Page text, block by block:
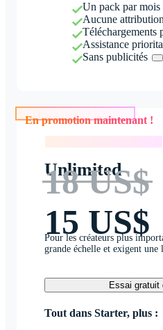
Un pack par mois
Aucune
Téléchargements
Assistance
Sans publicités
En promotion maintenant !
Unlimited
18 US$
15 US$
Pour les créateurs plus
grande échelle et exigent une
Essai gratuit
Tout dans Starter, plus :